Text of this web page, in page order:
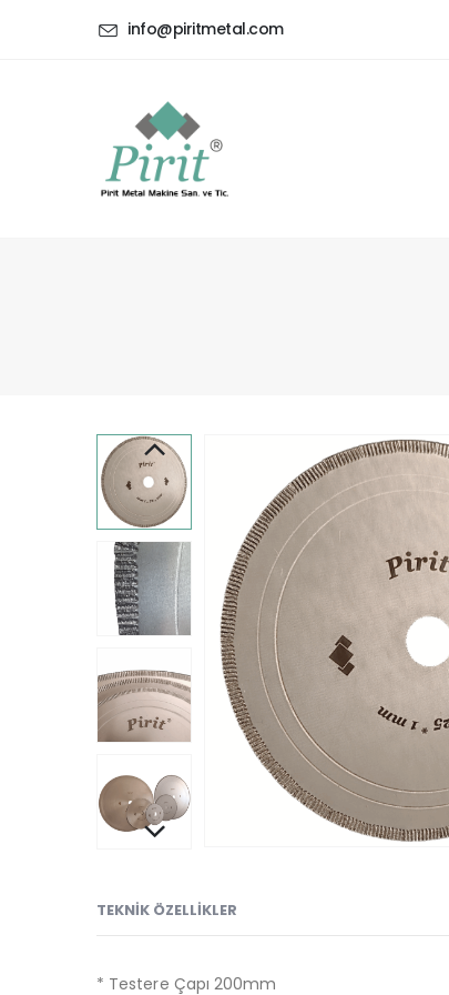
info@piritmetal.com
TEKNIK ÖZELLIKLER
* Testere Çapı 200mm